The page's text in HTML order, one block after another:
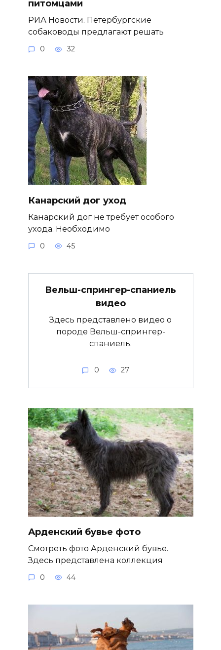
питомцами
РИА Новости. Петербургские
собаководы предлагают решать
0 32
Канарский дог уход
Канарский дог не требует особого
ухода. Необходимо
0 45
Вельш-спрингер-спаниель
видео
Здесь представлено видео о
породе Вельш-спрингер-
спаниель.
0 27
Арденский бувье фото
Смотреть фото Арденский бувье.
Здесь представлена коллекция
0 44